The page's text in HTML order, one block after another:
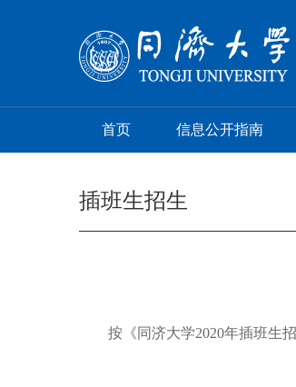
首页 信息公开指南
插班生招生
按《同济大学2020年插班生